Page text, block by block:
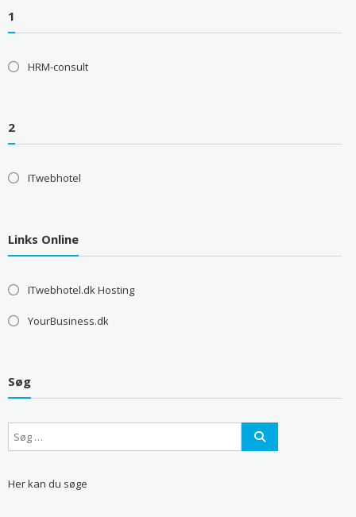
1
HRM-consult
2
ITwebhotel
Links Online
ITwebhotel.dk Hosting
YourBusiness.dk
Søg
Her kan du søge